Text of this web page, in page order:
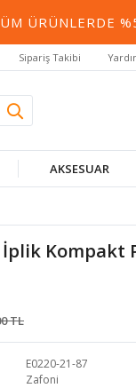
ÜRÜNLERDE
Sipariş Takibi
AKSESUAR
İplik Kompakt
TL
E0220-21-87
Zafoni